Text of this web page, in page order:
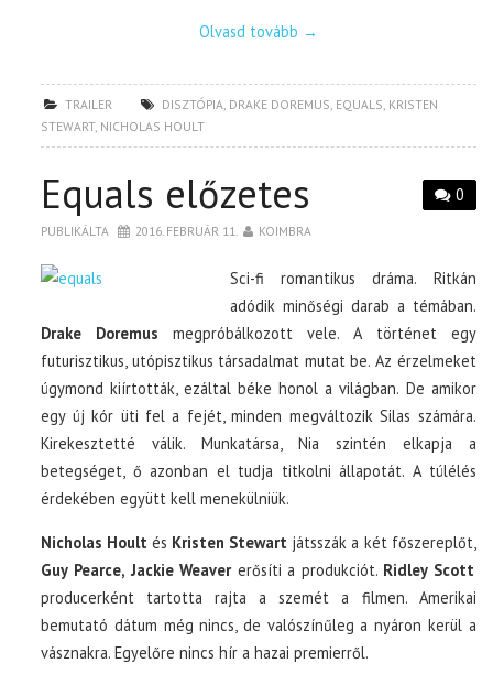
Olvasd tovább →
TRAILER DISZTÓPIA, DRAKE DOREMUS, EQUALS, KRISTEN
STEWART, NICHOLAS HOULT
0
Equals előzetes
PUBLIKÁLTA 2016. FEBRUÁR 11. KOIMBRA
Sci-fi romantikus dráma. Ritkán
adódik minőségi darab a témában.
Drake Doremus megpróbálkozott vele. A történet egy
futurisztikus, utópisztikus társadalmat mutat be. Az érzelmeket
úgymond kiírtották, ezáltal béke honol a világban. De amikor
egy új kór üti fel a fejét, minden megváltozik Silas számára.
Kirekesztetté válik. Munkatársa, Nia szintén elkapja a
betegséget, ő azonban el tudja titkolni állapotát. A túlélés
érdekében együtt kell menekülniük.
Nicholas Hoult és Kristen Stewart játsszák a két főszereplőt,
Guy Pearce, Jackie Weavererősíti a produkciót. Ridley Scott
producerként tartotta rajta a szemét a filmen. Amerikai
bemutató dátum még nincs, de valószínűleg a nyáron kerül a
vásznakra. Egyelőre nincs hír a hazai premierről.